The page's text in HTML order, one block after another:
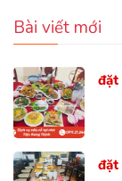
Bài viết mới
đặt
đặt